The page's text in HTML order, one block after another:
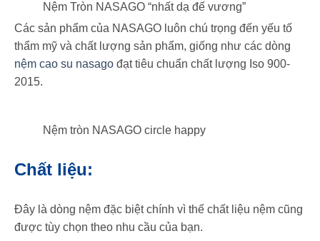
Nệm Tròn NASAGO “nhất dạ đế vương”
Các sản phẩm của NASAGO luôn chú trọng đến yếu tố
thẩm mỹ và chất lượng sản phẩm, giống như các dòng
nệm cao su nasago đạt tiêu chuẩn chất lượng Iso 900-
2015.
Nệm tròn NASAGO circle happy
Chất liệu:
Đây là dòng nệm đặc biệt chính vì thế chất liệu nệm cũng
được tùy chọn theo nhu cầu của bạn.